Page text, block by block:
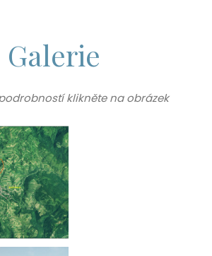
Galerie
klikněte na obrázek